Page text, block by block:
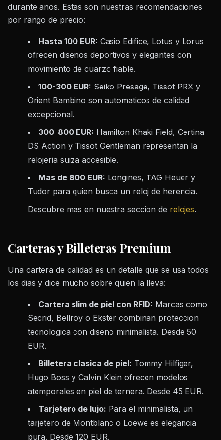
durante anos. Estas son nuestras recomendaciones
por rango de precio:
Hasta 100 EUR: Casio Edifice, Lotus y Lorus
ofrecen disenos deportivos y elegantes con
movimiento de cuarzo fiable.
100-300 EUR: Seiko Presage, Tissot PRX y
Orient Bambino son automaticos de calidad
excepcional.
300-800 EUR: Hamilton Khaki Field, Certina
DS Action y Tissot Gentleman representan la
relojeria suiza accesible.
Mas de 800 EUR: Longines, TAG Heuer y
Tudor para quien busca un reloj de herencia.
Descubre mas en nuestra seccion de relojes.
Carteras y Billeteras Premium
Una cartera de calidad es un detalle que se usa todos
los dias y dice mucho sobre quien la lleva:
Cartera slim de piel con RFID: Marcas como
Secrid, Bellroy o Ekster combinan proteccion
tecnologica con diseno minimalista. Desde 50
EUR.
Billetera clasica de piel: Tommy Hilfiger,
Hugo Boss y Calvin Klein ofrecen modelos
atemporales en piel de ternera. Desde 45 EUR.
Tarjetero de lujo: Para el minimalista, un
tarjetero de Montblanc o Loewe es elegancia
pura. Desde 120 EUR.